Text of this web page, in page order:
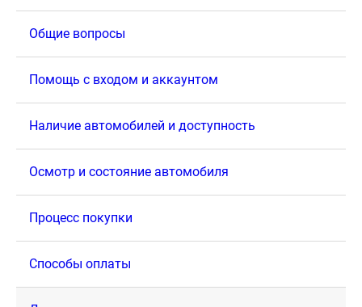
Общие вопросы
Помощь с входом и аккаунтом
Наличие автомобилей и доступность
Осмотр и состояние автомобиля
Процесс покупки
Способы оплаты